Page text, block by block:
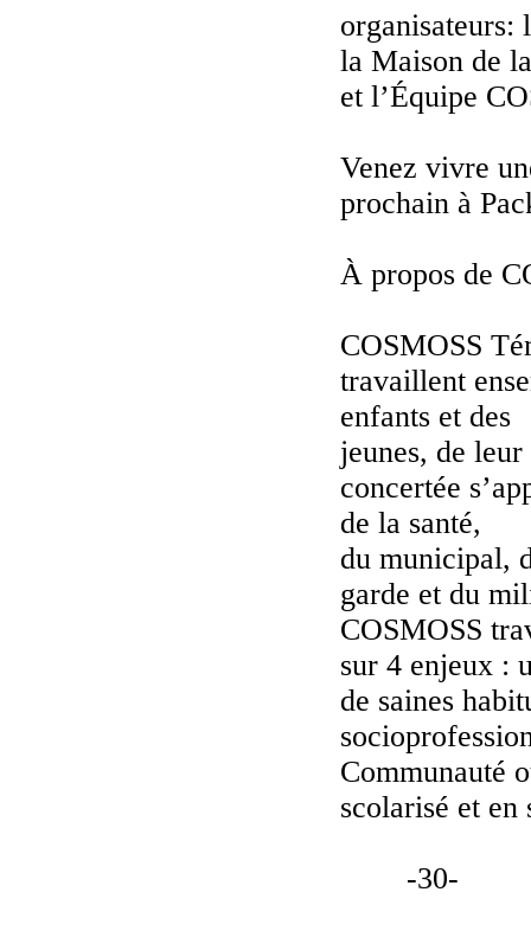
la Maison de
et l’Équipe
Venez vivre
prochain à
À propos de
COSMOSS
travaillent
enfants et des
jeunes, de
concertée
de la santé,
du municipal,
garde et du
COSMOSS
sur 4 enjeux :
de saines
Communauté
scolarisé et en
-30-